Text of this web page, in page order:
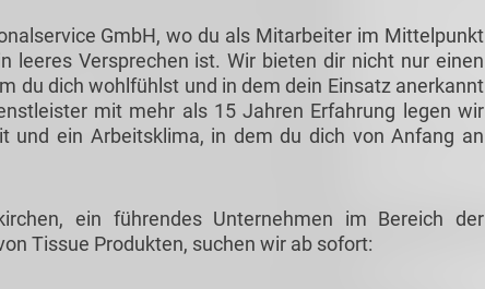
GmbH, wo du als Mitarbeiter im Mittelpunkt
leeres Versprechen ist. Wir bieten dir nicht nur einen
du dich wohlfühlst und in dem dein Einsatz anerkannt
mit mehr als 15 Jahren Erfahrung legen wir
und ein Arbeitsklima, in dem du dich von Anfang an
ein führendes Unternehmen im Bereich der
Tissue Produkten, suchen wir ab sofort: